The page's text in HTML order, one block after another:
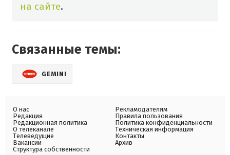
на сайте.
Связанные темы:
GEMINI
О нас
Редакция
Редакционная политика
О телеканале
Телеведущие
Вакансии
Структура собственности
Рекламодателям
Правила пользования
Политика конфиденциальности
Техническая информация
Контакты
Архив